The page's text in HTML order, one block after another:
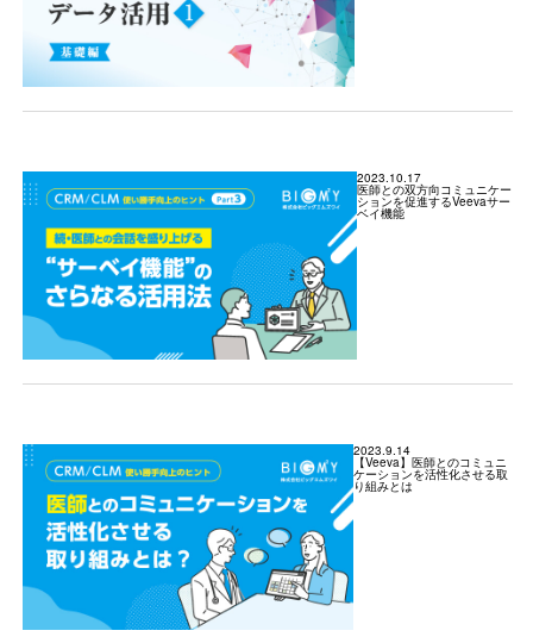
2023.10.17
医師との双方向コミュニケー
ションを促進するVeevaサー
ベイ機能
2023.9.14
【Veeva】医師とのコミュニ
ケーションを活性化させる取
り組みとは